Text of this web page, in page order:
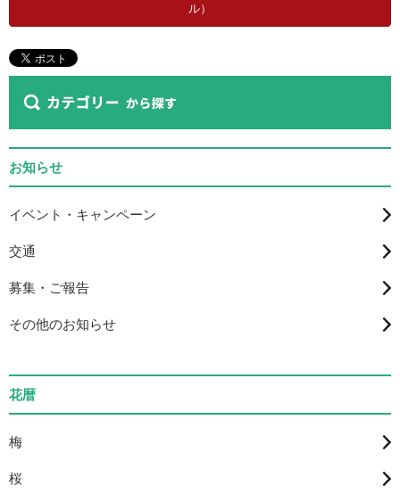
ル）
お知らせ
イベント・キャンペーン
交通
募集・ご報告
その他のお知らせ
花暦
梅
桜